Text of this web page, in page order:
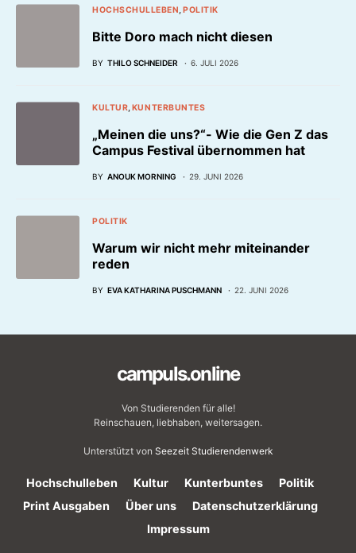
HOCHSCHULLEBEN POLITIK
Bitte Doro mach nicht diesen
BY THILO SCHNEIDER 6. JULI 2026
KULTUR KUNTERBUNTES
„Meinen die uns?“- Wie die Gen Z das
Campus Festival übernommen hat
BY ANOUK MORNING 29. JUNI 2026
POLITIK
Warum wir nicht mehr miteinander
reden
BY EVA KATHARINA PUSCHMANN 22. JUNI 2026
campuls.online
Von Studierenden für alle!
Reinschauen, liebhaben, weitersagen.
Unterstützt von Seezeit Studierendenwerk
Hochschulleben Kultur Kunterbuntes
Politik
Print Ausgaben
Über uns
Datenschutzerklärung
Impressum